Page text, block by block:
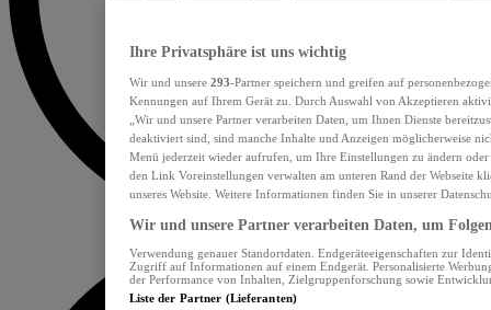
Ihre Privatsphäre ist uns wichtig
Wir und unsere 293-Partner speichern und greifen auf
Kennungen auf Ihrem Gerät zu. Durch Auswahl von Akzeptieren
„Wir und unsere Partner verarbeiten Daten, um Ihnen Dienste
deaktiviert sind, sind manche Inhalte und Anzeigen möglicherweise
Menü jederzeit wieder aufrufen, um Ihre Einstellungen zu ändern
den Link Voreinstellungen verwalten am unteren Rand der Webseite
unseres Website. Weitere Informationen finden Sie in unserer
Wir und unsere Partner verarbeiten Daten, um
Verwendung genauer Standortdaten. Endgeräteeigenschaften zur
Zugriff auf Informationen auf einem Endgerät. Personalisierte
der Performance von Inhalten, Zielgruppenforschung sowie
Liste der Partner (Lieferanten)